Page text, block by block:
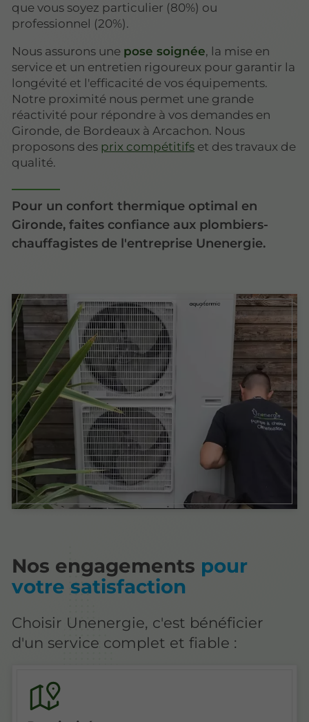
que vous soyez particulier (80%) ou
professionnel (20%).
Nous assurons une pose soignée, la mise en
service et un entretien rigoureux pour garantir la
longévité et l'efficacité de vos équipements.
Notre proximité nous permet une grande
réactivité pour répondre à vos demandes en
Gironde, de Bordeaux à Arcachon. Nous
proposons des prix compétitifs et des travaux de
qualité.
Pour un confort thermique optimal en
Gironde, faites confiance aux plombiers-
chauffagistes de l'entreprise Unenergie.
Nos engagements pour
votre satisfaction
Choisir Unenergie, c'est bénéficier
d'un service complet et fiable :